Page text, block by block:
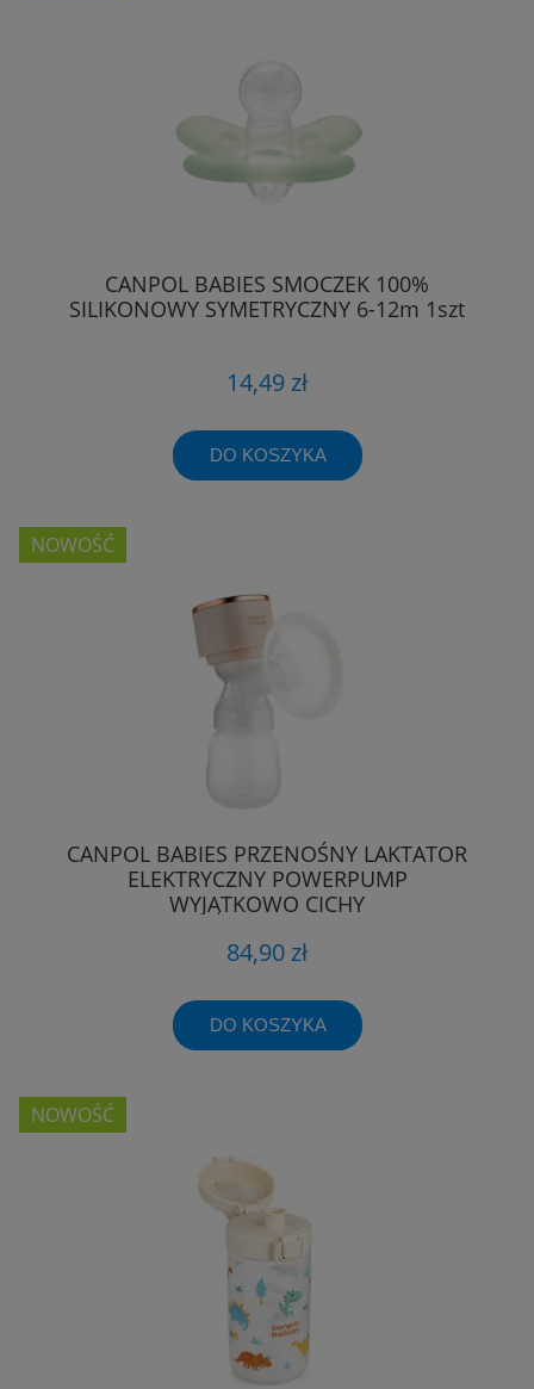
CANPOL BABIES SMOCZEK 100%
SILIKONOWY SYMETRYCZNY 6-12m 1szt
14,49 zł
DO KOSZYKA
CANPOL BABIES PRZENOŚNY LAKTATOR
ELEKTRYCZNY POWERPUMP
WYJĄTKOWO CICHY
84,90 zł
DO KOSZYKA
NOWOŚĆ
NOWOŚĆ